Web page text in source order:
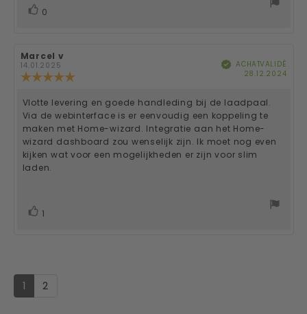
Vote
0
Auteur
de
l'évaluation:
Marcel v
l'évaluation:
14.01.2025
Note
l'évaluation
:
5.0
étoiles
sur
5
VérifiéACHAT VALIDÉ
28.12.2024
Texte
de
l'évaluation:
Vlotte levering en goede handleding bij de laadpaal.
Via de webinterface is er eenvoudig een koppeling te
maken met Home-wizard. Integratie aan het Home-
wizard dashboard zou wenselijk zijn. Ik moet nog even
kijken wat voor een mogelijkheden er zijn voor slim
laden.
Vote
1
1 2